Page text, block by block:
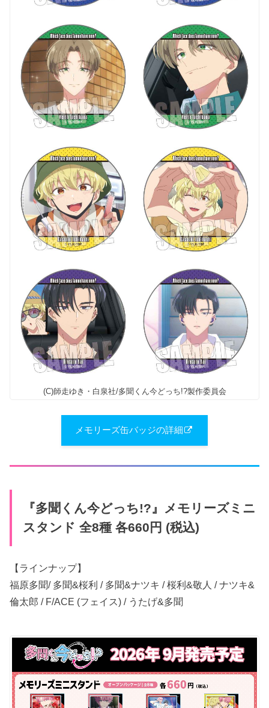
(C)師走ゆき・白泉社/多聞くん今どっち!?製作委員会
メモリーズ缶バッジの詳細
『多聞くん今​どっち!?』メモリーズミニ
スタンド 全8種 各660円 (税込)
【ラインナップ】
福原多聞/ 多聞&桜利 / 多聞&ナツキ / 桜利&敬人 / ナツキ&
倫太郎 / F/ACE (フェイス) / うたげ&多聞